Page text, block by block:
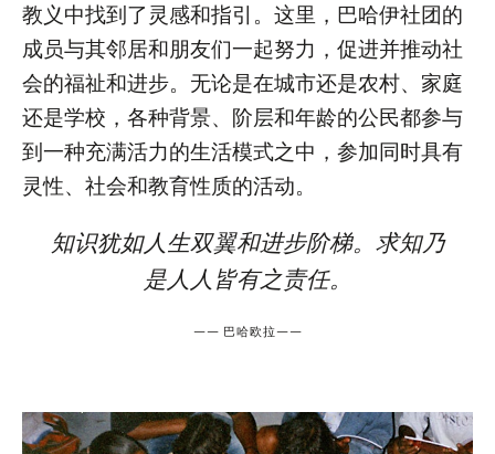
教义中找到了灵感和指引。这里，巴哈伊社团的
成员与其邻居和朋友们一起努力，促进并推动社
会的福祉和进步。无论是在城市还是农村、家庭
还是学校，各种背景、阶层和年龄的公民都参与
到一种充满活力的生活模式之中，参加同时具有
灵性、社会和教育性质的活动。
知识犹如人生双翼和进步阶梯。求知乃
是人人皆有之责任。
—— 巴哈欧拉——